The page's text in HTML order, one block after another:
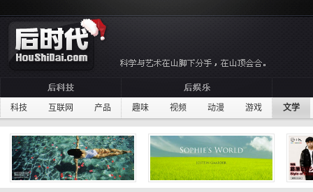
科技 互联网 产品 趣味 视频 动漫 游戏 文学